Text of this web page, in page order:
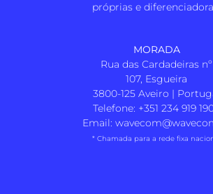
próprias e
MORADA
Rua das Cardadeiras nº
107, Esgueira
3800-125 Aveiro |
Telefone: +351 234 919
Email:
* Chamada para a rede fixa